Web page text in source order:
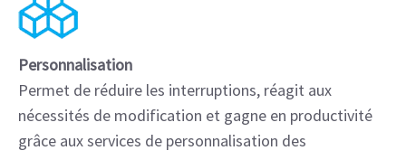
Personnalisation
Permet de réduire les interruptions, réagit aux
nécessités de modification et gagne en productivité
grâce aux services de personnalisation des